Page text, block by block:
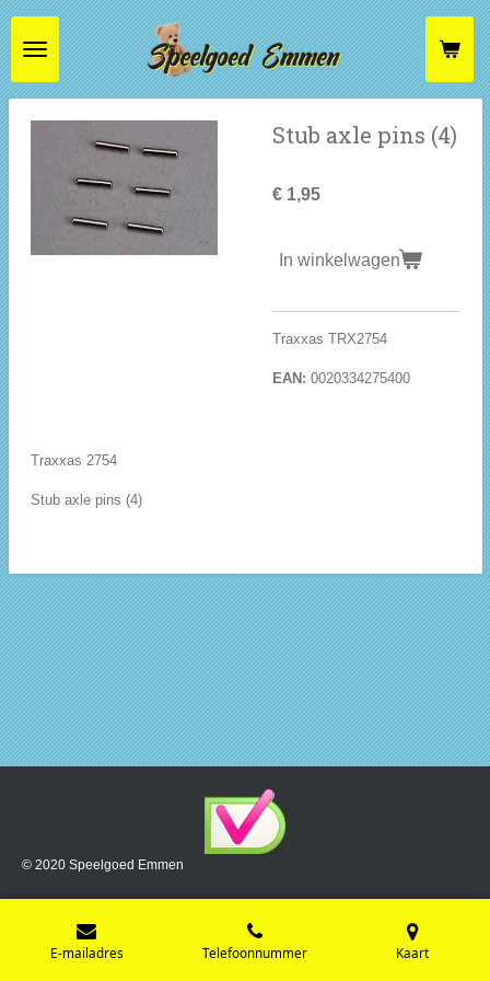
Ga
direct
naar
de
hoofdinhoud
Stub axle pins (4)
€ 1,95
In winkelwagen
Traxxas TRX2754
EAN: 0020334275400
Traxxas 2754
Stub axle pins (4)
© 2020 Speelgoed Emmen
E-mailadres Telefoonnummer Kaart